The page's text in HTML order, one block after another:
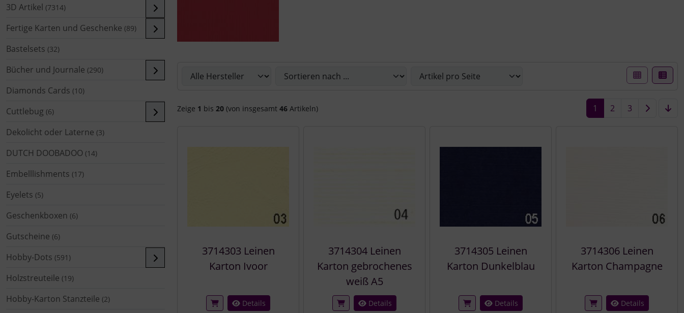
3D Artikel (7314)
Fertige Karten und Geschenke (89)
Bastelsets (32)
Bücher und Journale (290)
Diamonds Cards (10)
Cuttlebug (6)
Dekolicht oder Laterne (3)
DUTCH DOOBADOO (14)
Embelllishments (17)
Eyelets (5)
Geschenkboxen (6)
Gutscheine (6)
Hobby-Dots (591)
Holzstreuteile (19)
Hobby-Karton Stanzteile (2)
Zeige 1 bis 20 (von insgesamt 46 Artikeln) 1 2 3
3714303 Leinen
Karton Ivoor
Details
3714304 Leinen
Karton gebrochenes
weiß A5
Details
3714305 Leinen
Karton Dunkelblau
Details
3714306 Leinen
Karton Champagne
Details